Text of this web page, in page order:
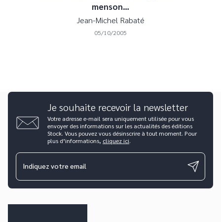
menson…
Jean-Michel Rabaté
05/10/2005
Je souhaite recevoir la newsletter
Votre adresse e-mail sera uniquement utilisée pour vous
envoyer des informations sur les actualités des éditions
Stock. Vous pouvez vous désinscrire à tout moment. Pour
plus d’informations, cliquez ici.
Indiquez votre email